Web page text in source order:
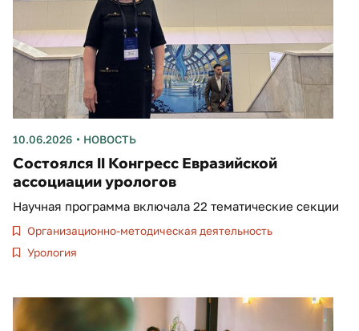
10.06.2026 НОВОСТЬ
Состоялся II Конгресс Евразийской
ассоциации урологов
Научная программа включала 22 тематические секции
Организационно-методическая деятельность
Урология